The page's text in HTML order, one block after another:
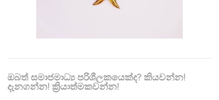
ඔබත් සමාජමාධ්‍ය පරිශීලකයෙක්ද? කියවන්න!
දැනගන්න! ක්‍රියාත්මකවන්න!